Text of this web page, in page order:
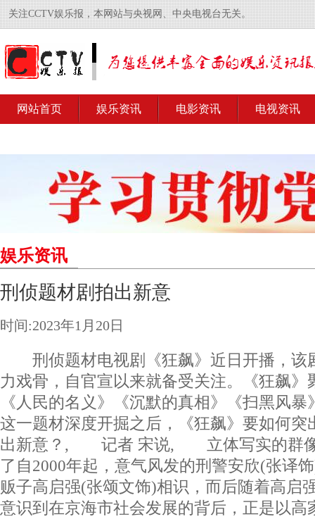
关注CCTV娱乐报，本网站与央视网、中央电视台无关。
网站首页 娱乐资讯 电影资讯 电视资讯
娱乐资讯
刑侦题材剧拍出新意
时间:2023年1月20日
刑侦题材电视剧《狂飙》近日开播，该
力戏骨，自官宣以来就备受关注。《狂飙》
《人民的名义》《沉默的真相》《扫黑风
这一题材深度开掘之后，《狂飙》要如何突
出新意？, 记者 宋说, 立体写实的群
了自2000年起，意气风发的刑警安欣(张译
贩子高启强(张颂文饰)相识，而后随着高启
意识到在京海市社会发展的背后，正是以高